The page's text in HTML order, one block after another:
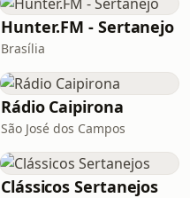
Hunter.FM - Sertanejo
Brasília
Rádio Caipirona
São José dos Campos
Clássicos Sertanejos